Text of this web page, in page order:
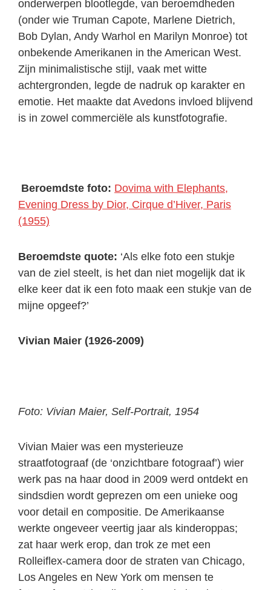
onderwerpen blootlegde, van beroemdheden
(onder wie Truman Capote, Marlene Dietrich,
Bob Dylan, Andy Warhol en Marilyn Monroe) tot
onbekende Amerikanen in the American West.
Zijn minimalistische stijl, vaak met witte
achtergronden, legde de nadruk op karakter en
emotie. Het maakte dat Avedons invloed blijvend
is in zowel commerciële als kunstfotografie.
Beroemdste foto: Dovima with Elephants,
Evening Dress by Dior, Cirque d’Hiver, Paris
(1955)
Beroemdste quote: ‘Als elke foto een stukje
van de ziel steelt, is het dan niet mogelijk dat ik
elke keer dat ik een foto maak een stukje van de
mijne opgeef?’
Vivian Maier (1926-2009)
Foto: Vivian Maier, Self-Portrait, 1954
Vivian Maier was een mysterieuze
straatfotograaf (de ‘onzichtbare fotograaf’) wier
werk pas na haar dood in 2009 werd ontdekt en
sindsdien wordt geprezen om een unieke oog
voor detail en compositie. De Amerikaanse
werkte ongeveer veertig jaar als kinderoppas;
zat haar werk erop, dan trok ze met een
Rolleiflex-camera door de straten van Chicago,
Los Angeles en New York om mensen te